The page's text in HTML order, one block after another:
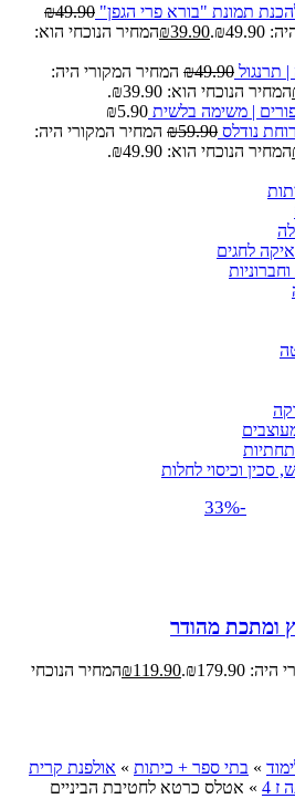
תמונת "בורא פרי הגפן" ₪49.90
₪39.90
המחיר הנוכחי הוא:
תרנגול
₪49.90
המחיר המקורי היה:
המחיר הנוכחי הוא: ₪39.90.
| משימה בלשית
₪5.90
נודלס
₪59.90
המחיר המקורי היה:
המחיר הנוכחי הוא: ₪49.90.
לחגים
סכין וכיסוי לחלות
-33%
ומתכת מהודר
₪179.90.
₪119.90
המחיר הנוכחי
» בתי ספר + כיתות » אולפנת קרית
ז 4 » אטלס כרטא לחטיבת הביניים